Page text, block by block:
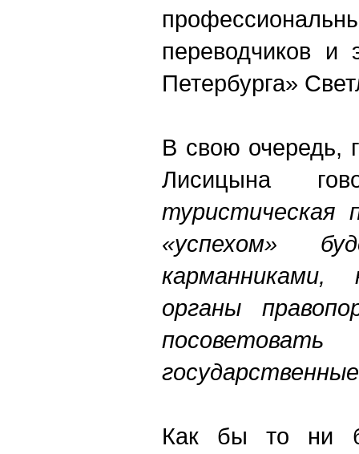
переводчиков и
Петербурга»
В свою очередь,
Лисицына
туристическая
«успехом»
органы
Как бы то ни